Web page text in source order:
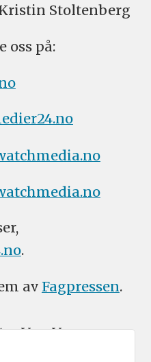
Stoltenberg
oss på:
.
av Fagpressen.
Vær Varsom-
presseskikk.